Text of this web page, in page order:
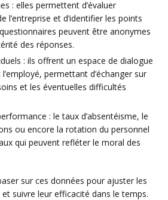
: elles permettent d’évaluer
l’entreprise et d’identifier les points
peuvent être anonymes
des réponses.
: ils offrent un espace de dialogue
permettant d’échanger sur
et les éventuelles difficultés
: le taux d’absentéisme, le
ou encore la rotation du personnel
qui peuvent refléter le moral des
sur ces données pour ajuster les
suivre leur efficacité dans le temps.